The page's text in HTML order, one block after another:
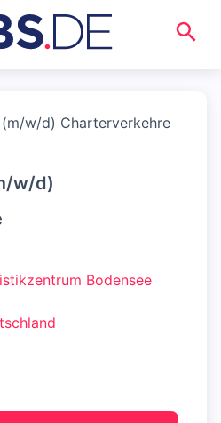
w/d) Charterverkehre
w/d)
Bodensee